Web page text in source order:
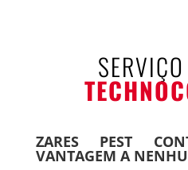
SERVIÇO
ZARES PEST
VANTAGEM A